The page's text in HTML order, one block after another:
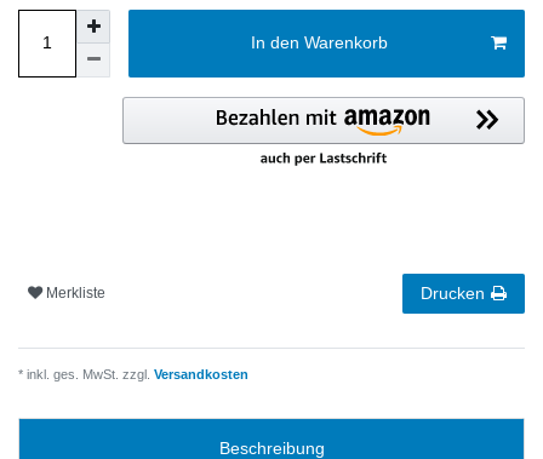
In den Warenkorb
Merkliste Drucken
* inkl. ges. MwSt. zzgl. Versandkosten
Beschreibung